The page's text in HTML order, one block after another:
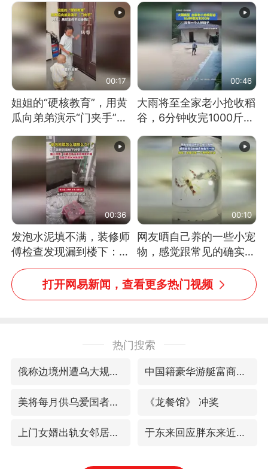
00:17
姐姐的“硬核教育”，用黄
瓜向弟弟演示“门夹手”，
教！
00:46
大雨将至全家老小抢收稻
谷，6分钟收完1000斤，
00:36
发泡水泥填不满，装修师
傅检查发现漏到楼下：出
风口未延伸到外墙
00:10
网友晒自己养的一些小宠
物，感觉跟常见的确实有
些不一样
打开网易新闻，查看更多热门视频
热门搜索
俄称边境州遭乌大规模袭击已致13伤 中国籍豪华游艇富商之子在泰国被杀
美将每月供乌爱国者拦截导弹 《龙餐馆》 冲奖
上门女婿出轨女邻居多年被判重婚罪 于东来回应胖东来近25年老店年底关闭